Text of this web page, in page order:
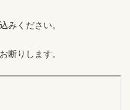
みください。
断りします。